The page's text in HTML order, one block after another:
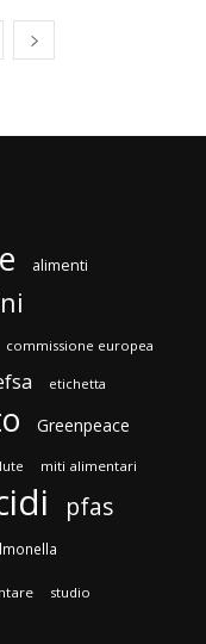
alimenti
commissione europea
etichetta
Greenpeace
miti alimentari
pfas
studio